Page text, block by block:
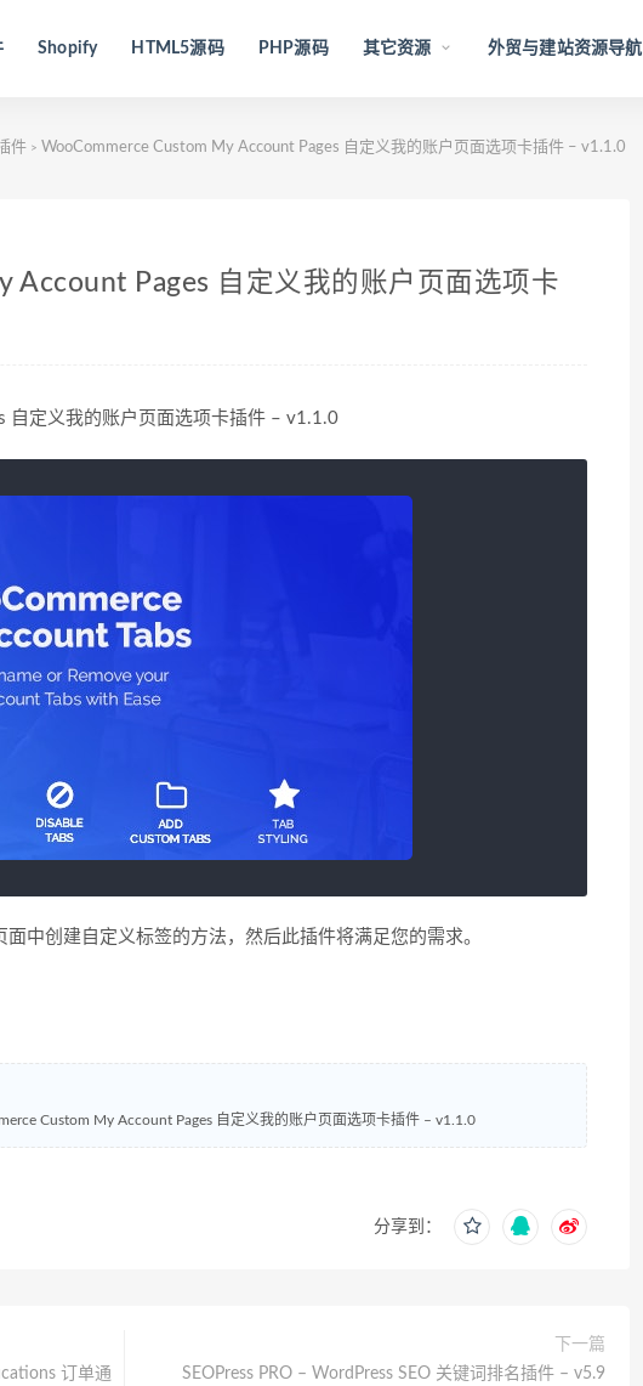
Shopify HTML5源码 PHP源码 其它资源 外贸与建站资源导航
件 > WooCommerce Custom My Account Pages 自定义我的账户页面选项卡插件 – v1.1.0
Account Pages 自定义我的账户页面选项卡
自定义我的账户页面选项卡插件 – v1.1.0
中创建自定义标签的方法，然后此插件将满足您的需求。
Custom My Account Pages 自定义我的账户页面选项卡插件 – v1.1.0
分享到：
订单通
下一篇
SEOPress PRO – WordPress SEO 关键词排名插件 – v5.9